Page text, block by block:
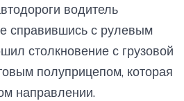
водитель
справившись с рулевым
столкновение с грузовой
полуприцепом, которая
направлении.